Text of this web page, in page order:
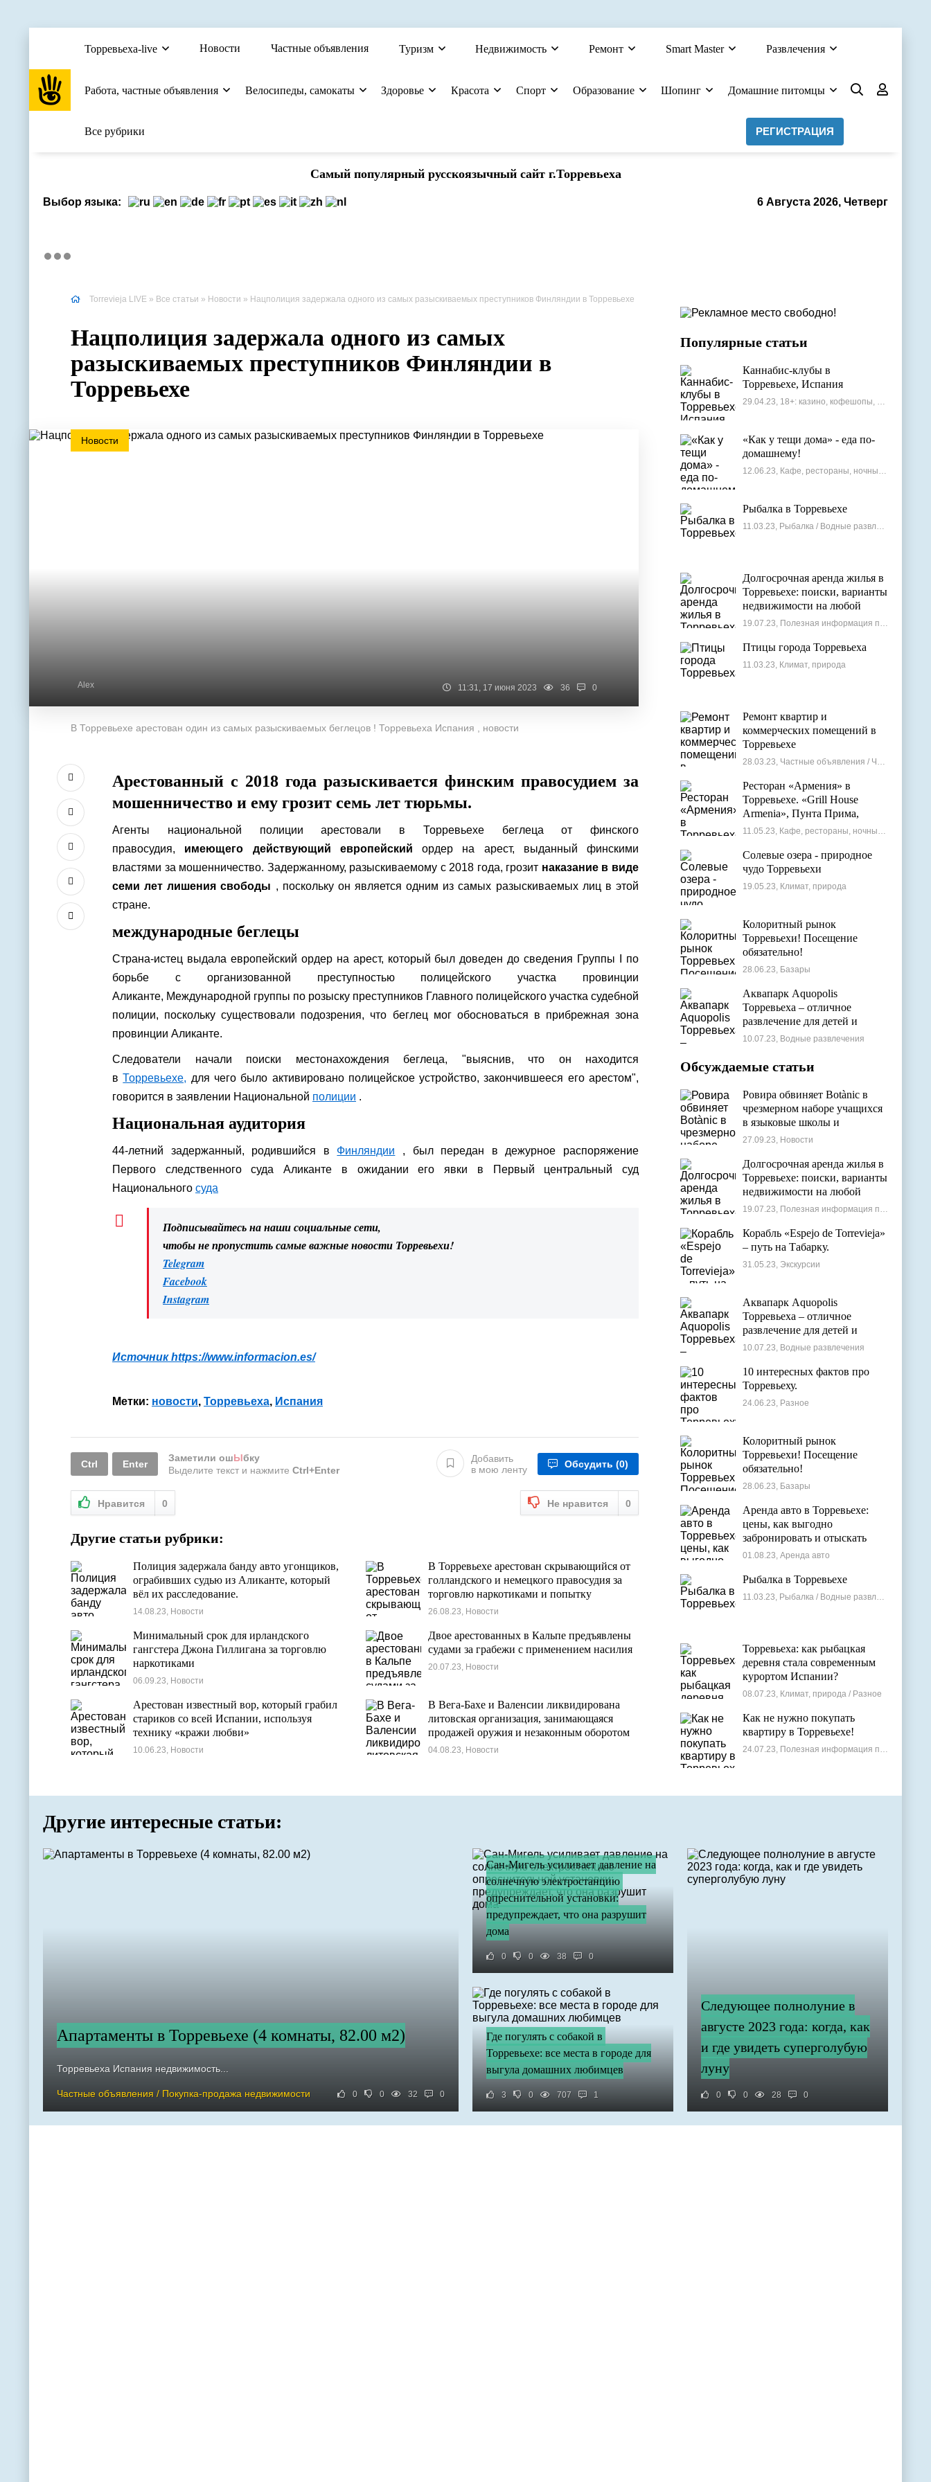
Торревьеха-live Новости Частные объявления Туризм Недвижимость Ремонт Smart Master Развлечения
Работа, частные объявления Велосипеды, самокаты Здоровье Красота Спорт Образование Шопинг Домашние питомцы
Все рубрики РЕГИСТРАЦИЯ
Cамый популярный русскоязычный сайт г.Торревьеха
6 Августа 2026, Четверг
Выбор языка:
Torrevieja LIVE » Все статьи » Новости » Нацполиция задержала одного из самых разыскиваемых преступников Финляндии в Торревьехе
Нацполиция задержала одного из самых
разыскиваемых преступников Финляндии в
Торревьехе
Новости
Alex 11:31, 17 июня 2023 36 0
В Торревьехе арестован один из самых разыскиваемых беглецов ! Торревьеха Испания , новости
Арестованный с 2018 года разыскивается финским правосудием за
мошенничество и ему грозит семь лет тюрьмы.
Агенты национальной полиции арестовали в Торревьехе беглеца от финского
правосудия, имеющего действующий европейский ордер на арест, выданный финскими
властями за мошенничество. Задержанному, разыскиваемому с 2018 года, грозит наказание в виде
семи лет лишения свободы , поскольку он является одним из самых разыскиваемых лиц в этой
стране.
международные беглецы
Страна-истец выдала европейский ордер на арест, который был доведен до сведения Группы I по
борьбе с организованной преступностью полицейского участка провинции
Аликанте, Международной группы по розыску преступников Главного полицейского участка судебной
полиции, поскольку существовали подозрения, что беглец мог обосноваться в прибрежная зона
провинции Аликанте.
Следователи начали поиски местонахождения беглеца, "выяснив, что он находится
вТорревьехе, для чего было активировано полицейское устройство, закончившееся его арестом",
говорится в заявлении Национальной полиции .
Национальная аудитория
44-летний задержанный, родившийся в Финляндии , был передан в дежурное распоряжение
Первого следственного суда Аликанте в ожидании его явки в Первый центральный суд
Национального суда
Подписывайтесь на наши социальные сети,
чтобы не пропустить самые важные новости Торревьехи!
Telegram
Facebook
Instagram
Источник https://www.informacion.es/
Метки: новости, Торревьеха, Испания
Ctrl Enter
Заметили ошЫбку
Выделите текст и нажмите Ctrl+Enter
Добавить
в мою ленту
Обсудить (0)
Нравится 0 Не нравится 0
Другие статьи рубрики:
Полиция задержала банду авто угонщиков,
ограбивших судью из Аликанте, который
вёл их расследование.
14.08.23, Новости
В Торревьехе арестован скрывающийся от
голландского и немецкого правосудия за
торговлю наркотиками и попытку
похищения.
26.08.23, Новости
Минимальный срок для ирландского
гангстера Джона Гиллигана за торговлю
наркотиками
06.09.23, Новости
Двое арестованных в Кальпе предъявлены
судами за грабежи с применением насилия
20.07.23, Новости
Арестован известный вор, который грабил
стариков со всей Испании, используя
технику «кражи любви»
10.06.23, Новости
В Вега-Бахе и Валенсии ликвидирована
литовская организация, занимающаяся
продажей оружия и незаконным оборотом
наркотиков с 29 задержанными
04.08.23, Новости
Популярные статьи
Каннабис-клубы в
Торревьехе, Испания
29.04.23, 18+: казино, кофешопы, стрип-бары
«Как у тещи дома» - еда по-
домашнему!
12.06.23, Кафе, рестораны, ночные клубы
Рыбалка в Торревьехе
11.03.23, Рыбалка / Водные развлечения
Долгосрочная аренда жилья в
Торревьехе: поиски, варианты
недвижимости на любой
бюджет
19.07.23, Полезная информация по недвижимости
Птицы города Торревьеха
11.03.23, Климат, природа
Ремонт квартир и
коммерческих помещений в
Торревьехе
28.03.23, Частные объявления / Частные мастера
Ресторан «Армения» в
Торревьехе. «Grill House
Armenia», Пунта Прима,
Испания
11.05.23, Кафе, рестораны, ночные клубы
Солевые озера - природное
чудо Торревьехи
19.05.23, Климат, природа
Колоритный рынок
Торревьехи! Посещение
обязательно!
28.06.23, Базары
Аквапарк Aquopolis
Торревьеха – отличное
развлечение для детей и
взрослых
10.07.23, Водные развлечения
Обсуждаемые статьи
Ровира обвиняет Botànic в
чрезмерном наборе учащихся
в языковые школы и
проблемах с ассигнованиями
27.09.23, Новости
Долгосрочная аренда жилья в
Торревьехе: поиски, варианты
недвижимости на любой
бюджет
19.07.23, Полезная информация по недвижимости
Корабль «Espejo de Torrevieja»
– путь на Табарку.
31.05.23, Экскурсии
Аквапарк Aquopolis
Торревьеха – отличное
развлечение для детей и
взрослых
10.07.23, Водные развлечения
10 интересных фактов про
Торревьеху.
24.06.23, Разное
Колоритный рынок
Торревьехи! Посещение
обязательно!
28.06.23, Базары
Аренда авто в Торревьехе:
цены, как выгодно
забронировать и отыскать
лучшие варианты
01.08.23, Аренда авто
Рыбалка в Торревьехе
11.03.23, Рыбалка / Водные развлечения
Торревьеха: как рыбацкая
деревня стала современным
курортом Испании?
08.07.23, Климат, природа / Разное
Как не нужно покупать
квартиру в Торревьехе!
24.07.23, Полезная информация по недвижимости
Другие интересные статьи:
Апартаменты в Торревьехе (4 комнаты, 82.00 м2)
Торревьеха Испания недвижимость...
Частные объявления / Покупка-продажа недвижимости 0 0 32 0
Сан-Мигель усиливает давление на
солнечную электростанцию ​​
опреснительной установки:
предупреждает, что она разрушит
дома
0 0 38 0
Следующее полнолуние в
августе 2023 года: когда, как
и где увидеть суперголубую
луну
0 0 28 0
Где погулять с собакой в ​​
Торревьехе: все места в городе для
выгула домашних любимцев
3 0 707 1